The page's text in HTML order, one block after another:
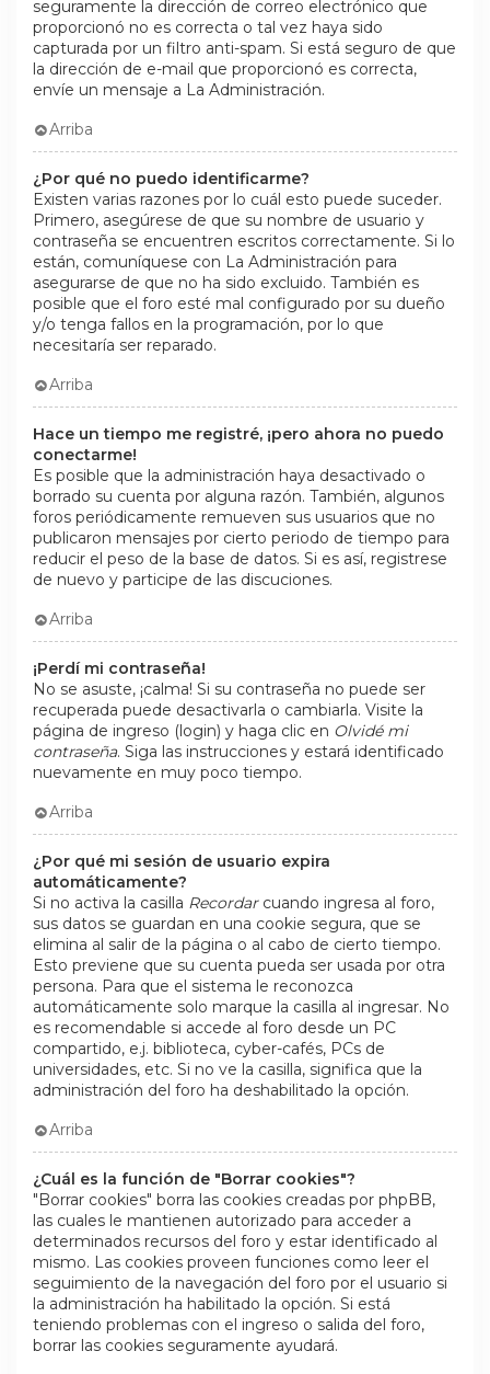
seguramente la dirección de correo electrónico que
proporcionó no es correcta o tal vez haya sido
capturada por un filtro anti-spam. Si está seguro de que
la dirección de e-mail que proporcionó es correcta,
envíe un mensaje a La Administración.
Arriba
¿Por qué no puedo identificarme?
Existen varias razones por lo cuál esto puede suceder.
Primero, asegúrese de que su nombre de usuario y
contraseña se encuentren escritos correctamente. Si lo
están, comuníquese con La Administración para
asegurarse de que no ha sido excluido. También es
posible que el foro esté mal configurado por su dueño
y/o tenga fallos en la programación, por lo que
necesitaría ser reparado.
Arriba
Hace un tiempo me registré, ¡pero ahora no puedo
conectarme!
Es posible que la administración haya desactivado o
borrado su cuenta por alguna razón. También, algunos
foros periódicamente remueven sus usuarios que no
publicaron mensajes por cierto periodo de tiempo para
reducir el peso de la base de datos. Si es así, registrese
de nuevo y participe de las discuciones.
Arriba
¡Perdí mi contraseña!
No se asuste, ¡calma! Si su contraseña no puede ser
recuperada puede desactivarla o cambiarla. Visite la
página de ingreso (login) y haga clic en Olvidé mi
contraseña. Siga las instrucciones y estará identificado
nuevamente en muy poco tiempo.
Arriba
¿Por qué mi sesión de usuario expira
automáticamente?
Si no activa la casilla Recordarcuando ingresa al foro,
sus datos se guardan en una cookie segura, que se
elimina al salir de la página o al cabo de cierto tiempo.
Esto previene que su cuenta pueda ser usada por otra
persona. Para que el sistema le reconozca
automáticamente solo marque la casilla al ingresar. No
es recomendable si accede al foro desde un PC
compartido, e.j. biblioteca, cyber-cafés, PCs de
universidades, etc. Si no ve la casilla, significa que la
administración del foro ha deshabilitado la opción.
Arriba
¿Cuál es la función de "Borrar cookies"?
"Borrar cookies" borra las cookies creadas por phpBB,
las cuales le mantienen autorizado para acceder a
determinados recursos del foro y estar identificado al
mismo. Las cookies proveen funciones como leer el
seguimiento de la navegación del foro por el usuario si
la administración ha habilitado la opción. Si está
teniendo problemas con el ingreso o salida del foro,
borrar las cookies seguramente ayudará.